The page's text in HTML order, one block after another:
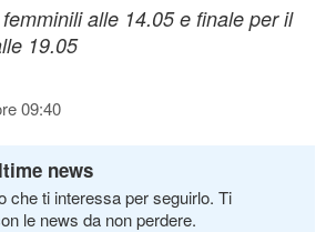
alle 14.05 e finale per il
19.05
09:40
news
che ti interessa per seguirlo. Ti
le news da non perdere.